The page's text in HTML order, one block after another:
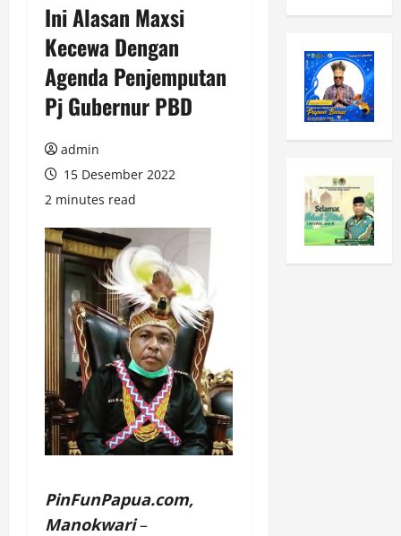
Ini Alasan Maxsi
Kecewa Dengan
Agenda Penjemputan
Pj Gubernur PBD
admin
15 Desember 2022
2 minutes read
PinFunPapua.com,
Manokwari –